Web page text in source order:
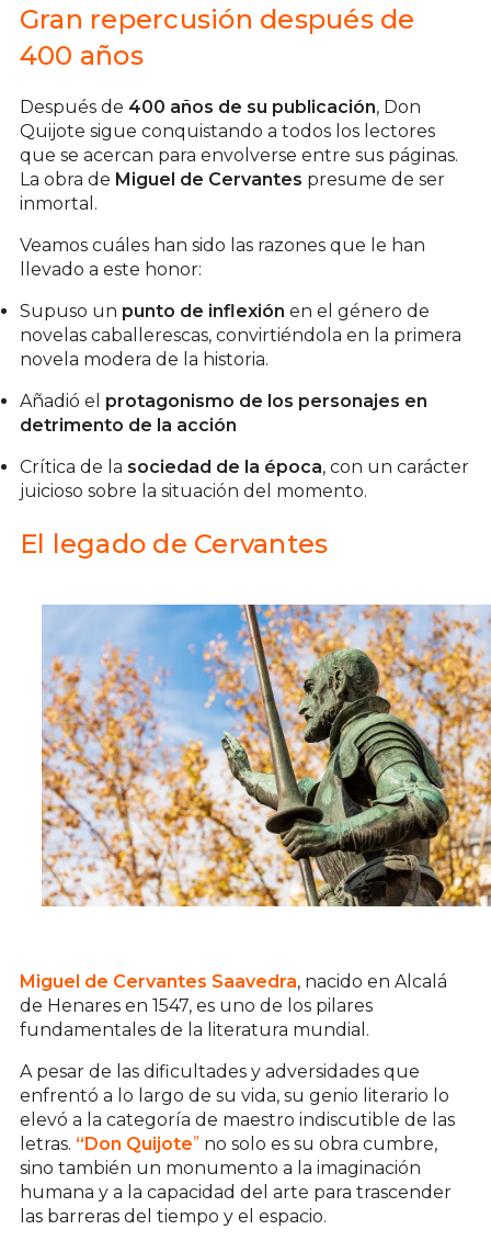
Gran repercusión después de
400 años
Después de 400 años de su publicación, Don
Quijote sigue conquistando a todos los lectores
que se acercan para envolverse entre sus páginas.
La obra de Miguel de Cervantes presume de ser
inmortal.
Veamos cuáles han sido las razones que le han
llevado a este honor:
Supuso un punto de inflexión en el género de
novelas caballerescas, convirtiéndola en la primera
novela modera de la historia.
Añadió el protagonismo de los personajes en
detrimento de la acción
Crítica de la sociedad de la época, con un carácter
juicioso sobre la situación del momento.
El legado de Cervantes
Miguel de Cervantes Saavedra, nacido en Alcalá
de Henares en 1547, es uno de los pilares
fundamentales de la literatura mundial.
A pesar de las dificultades y adversidades que
enfrentó a lo largo de su vida, su genio literario lo
elevó a la categoría de maestro indiscutible de las
letras. “Don Quijote”no solo es su obra cumbre,
sino también un monumento a la imaginación
humana y a la capacidad del arte para trascender
las barreras del tiempo y el espacio.